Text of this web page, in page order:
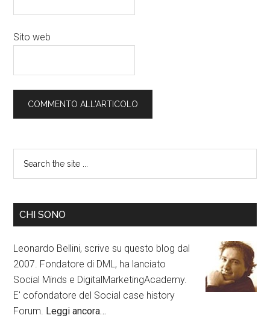
Sito web
CHI SONO
Leonardo Bellini, scrive su questo blog dal
2007. Fondatore di DML, ha lanciato
Social Minds e DigitalMarketingAcademy.
E' cofondatore del Social case history
Forum. Leggi ancora…